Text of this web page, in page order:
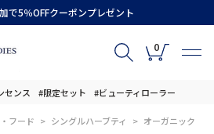
で5％OFFクーポンプレゼント
0
センス #限定セット #ビューティローラー
フード シングルハーブティ
オーガニック